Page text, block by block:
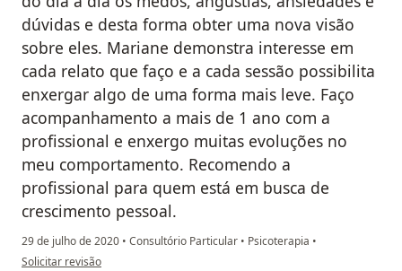
dúvidas e desta forma obter uma nova visão
sobre eles. Mariane demonstra interesse em
cada relato que faço e a cada sessão possibilita
enxergar algo de uma forma mais leve. Faço
acompanhamento a mais de 1 ano com a
profissional e enxergo muitas evoluções no
meu comportamento. Recomendo a
profissional para quem está em busca de
crescimento pessoal.
29 de julho de 2020 • Consultório Particular • Psicoterapia •
na opinião do utilizador Mariana M S
Solicitar revisão